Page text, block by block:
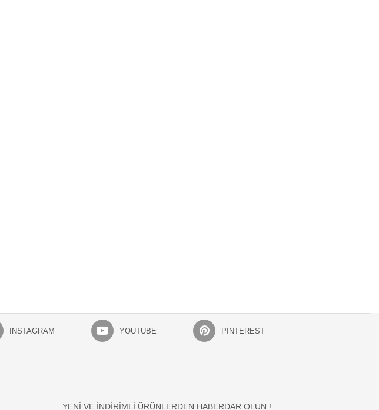
INSTAGRAM YOUTUBE PINTEREST
YENİ VE İNDİRİMLİ ÜRÜNLERDEN HABERDAR OLUN !